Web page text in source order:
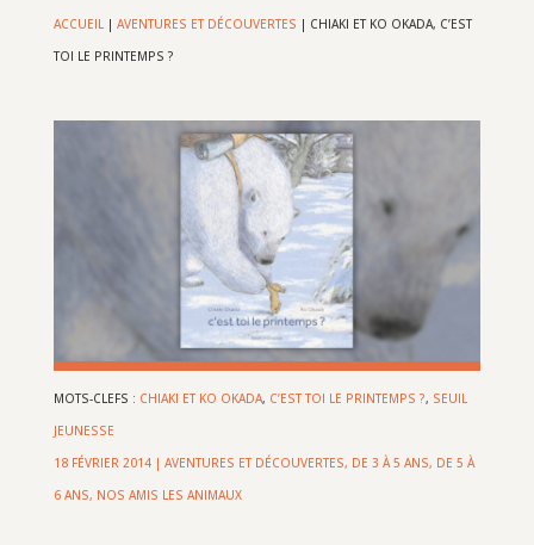
ACCUEIL| AVENTURES ET DÉCOUVERTES | CHIAKI ET KO OKADA, C’EST
TOI LE PRINTEMPS ?
MOTS-CLEFS : CHIAKI ET KO OKADA, C’EST TOI LE PRINTEMPS ?, SEUIL
JEUNESSE
18 FÉVRIER 2014| AVENTURES ET DÉCOUVERTES, DE 3 À 5 ANS, DE 5 À
6 ANS, NOS AMIS LES ANIMAUX